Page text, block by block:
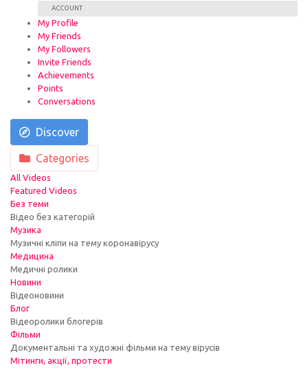
ACCOUNT
My Profile
My Friends
My Followers
Invite Friends
Achievements
Points
Conversations
Discover
Categories
All Videos
Featured Videos
Без теми
Відео без категорій
Музика
Музичні кліпи на тему коронавірусу
Медицина
Медичні ролики
Новини
Відеоновини
Блог
Відеоролики блогерів
Фільми
Документальні та художні фільми на тему вірусів
Мітинги, акції, протести